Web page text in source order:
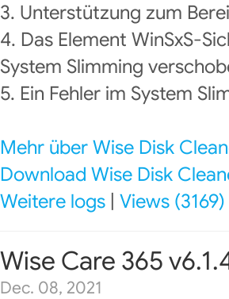
3. Unterstützung zum
4. Das Element WinSxS-
System Slimming
5. Ein Fehler im System
Mehr über Wise Disk
Download Wise Disk
Weitere logs Views (3169)
Wise Care 365
Dec. 08, 2021